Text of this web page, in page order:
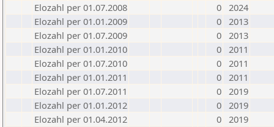
Elozahl per 01.07.2008
0 2024
Elozahl per 01.01.2009
0 2013
Elozahl per 01.07.2009
0 2013
Elozahl per 01.01.2010
0 2011
Elozahl per 01.07.2010
0 2011
Elozahl per 01.01.2011
0 2011
Elozahl per 01.07.2011
0 2019
Elozahl per 01.01.2012
0 2019
Elozahl per 01.04.2012
0 2019